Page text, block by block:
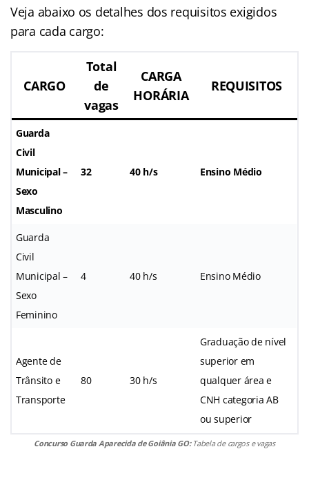
Veja abaixo os detalhes dos requisitos exigidos
para cada cargo:
CARGO
Total
de
vagas
CARGA
HORÁRIA
REQUISITOS
Guarda
Civil
Municipal –
Sexo
Masculino
32 40 h/s Ensino Médio
Guarda
Civil
Municipal –
Sexo
Feminino
4 40 h/s Ensino Médio
Agente de
Trânsito e
Transporte
80 30 h/s
Graduação de nível
superior em
qualquer área e
CNH categoria AB
ou superior
Concurso Guarda Aparecida de Goiânia GO: Tabela de cargos e vagas